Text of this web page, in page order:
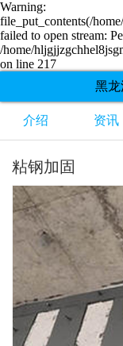
Warning:
file_put_contents(/
failed to open stream:
/home/
on line 217
黑龙
介绍 资讯
粘钢加固